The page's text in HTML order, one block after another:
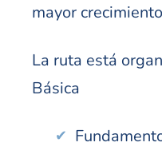
mayor
La ruta está
Básica